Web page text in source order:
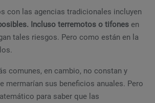
con las agencias tradicionales incluyen
Incluso terremotos o tifones en
tales riesgos. Pero como están en la
comunes, en cambio, no constan y
mermarían sus beneficios anuales. Pero
para saber que las